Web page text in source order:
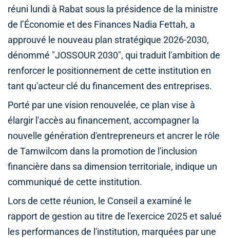
réuni lundi à Rabat sous la présidence de la ministre
de l’Économie et des Finances Nadia Fettah, a
approuvé le nouveau plan stratégique 2026-2030,
dénommé "JOSSOUR 2030", qui traduit l'ambition de
renforcer le positionnement de cette institution en
tant qu'acteur clé du financement des entreprises.
Porté par une vision renouvelée, ce plan vise à
élargir l'accès au financement, accompagner la
nouvelle génération d'entrepreneurs et ancrer le rôle
de Tamwilcom dans la promotion de l'inclusion
financière dans sa dimension territoriale, indique un
communiqué de cette institution.
Lors de cette réunion, le Conseil a examiné le
rapport de gestion au titre de l'exercice 2025 et salué
les performances de l'institution, marquées par une